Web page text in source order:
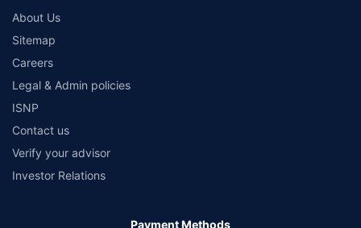
About Us
Sitemap
Careers
Legal & Admin policies
ISNP
Contact us
Verify your advisor
Investor Relations
Payment Methods